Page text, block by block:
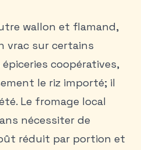
wallon et flamand,
vrac sur certains
coopératives,
le riz importé; il
Le fromage local
nécessiter de
réduit par portion et